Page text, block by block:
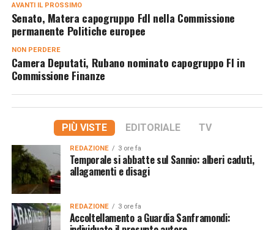
AVANTI IL ​​PROSSIMO
Senato, Matera capogruppo FdI nella Commissione
permanente Politiche europee
NON PERDERE
Camera Deputati, Rubano nominato capogruppo FI in
Commissione Finanze
PIÙ VISTE EDITORIALE TV
REDAZIONE 3 ore fa
Temporale si abbatte sul Sannio: alberi caduti,
allagamenti e disagi
REDAZIONE 3 ore fa
Accoltellamento a Guardia Sanframondi: